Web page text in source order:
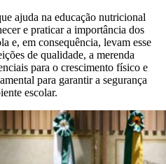
ajuda na educação nutricional
e praticar a importância dos
e, em consequência, levam esse
de qualidade, a merenda
para o crescimento físico e
para garantir a segurança
escolar.